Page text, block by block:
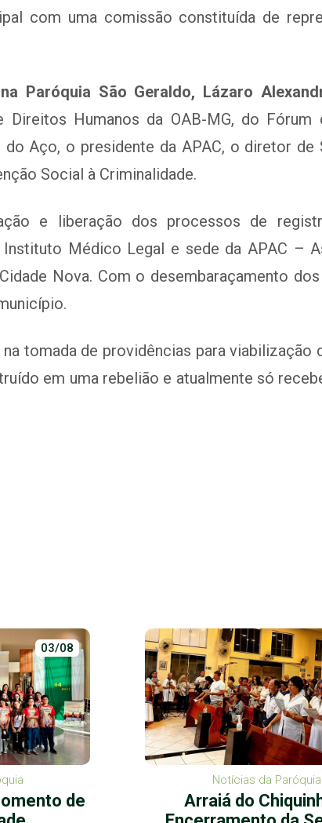
com uma comissão constituída de
Paróquia São Geraldo, Lázaro
Humanos da OAB-MG, do Fórum
Aço, o presidente da APAC, o diretor de
Social à Criminalidade.
e liberação dos processos de
Médico Legal e sede da APAC –
Nova. Com o desembaraçamento
tomada de providências para viabilização
em uma rebelião e atualmente só
03/08
de
Notícias da Paróquia
Arraiá do